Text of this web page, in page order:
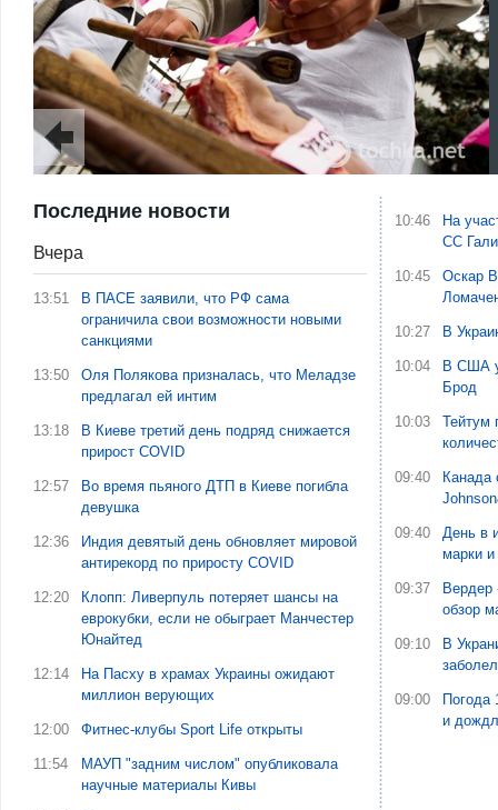
Последние новости
Вчера
13:51
В ПАСЕ заявили, что РФ сама
ограничила свои возможности новыми
санкциями
13:50
Оля Полякова призналась, что Меладзе
предлагал ей интим
13:18
В Киеве третий день подряд снижается
прирост COVID
12:57
Во время пьяного ДТП в Киеве погибла
девушка
12:36
Индия девятый день обновляет мировой
антирекорд по приросту COVID
12:20
Клопп: Ливерпуль потеряет шансы на
еврокубки, если не обыграет Манчестер
Юнайтед
12:14
На Пасху в храмах Украины ожидают
миллион верующих
12:00 Фитнес-клубы Sport Life открыты
11:54
МАУП "задним числом" опубликовала
научные материалы Кивы
10:46
На
СС
10:45
Оскар
10:27 В
10:04
В США
Брод
10:03
Тейтум
09:40
Канада
09:40
День в
марки и
09:37
Вердер
обзор
09:10
В
09:00
Погода
и